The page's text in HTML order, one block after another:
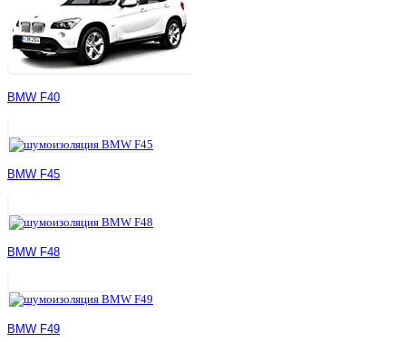
BMW F40
BMW F45
BMW F48
BMW F49